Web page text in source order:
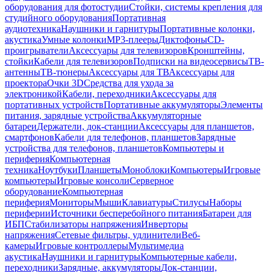
оборудования для фотостудииСтойки, системы крепления для
студийного оборудованияПортативная
аудиотехникаНаушники и гарнитурыПортативные колонки,
акустикаУмные колонкиMP3-плеерыДиктофоныCD-
проигрывателиАксессуары для телевизоровКронштейны,
стойкиКабели для телевизоровПодписки на видеосервисыТВ-
антенныТВ-тюнерыАксессуары для ТВАксессуары для
проектораОчки 3DСредства для ухода за
электроникойКабели, переходникиАксессуары для
портативных устройствПортативные аккумуляторыЭлементы
питания, зарядные устройстваАккумуляторные
батареиДержатели, док-станцииАксессуары для планшетов,
смартфоновКабели для телефонов, планшетовЗарядные
устройства для телефонов, планшетовКомпьютеры и
периферияКомпьютерная
техникаНоутбукиПланшетыМоноблокиКомпьютерыИгровые
компьютерыИгровые консолиСерверное
оборудованиеКомпьютерная
периферияМониторыМышиКлавиатурыСтилусыНаборы
периферииИсточники бесперебойного питанияБатареи для
ИБПСтабилизаторы напряженияИнверторы
напряженияСетевые фильтры, удлинителиВеб-
камерыИгровые контроллерыМультимедиа
акустикаНаушники и гарнитурыКомпьютерные кабели,
переходникиЗарядные, аккумуляторыДок-станции,